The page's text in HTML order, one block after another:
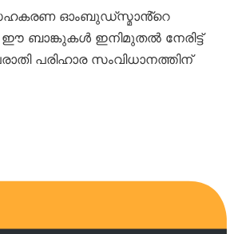
ഓംബുഡ്സ്മാൻ്റെ
ഈ ബാങ്കുകൾ ഇനിമുതൽ നേരിട്ട്
പരിഹാര സംവിധാനത്തിന്